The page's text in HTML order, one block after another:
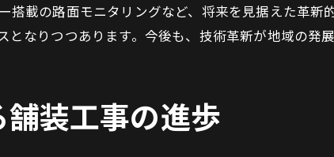
活かせる舗装工事の工夫とは
事の生産性向上策を徹底分析
事で実現するコスト削減の秘訣
載の路面モニタリングなど、将来を見据えた革新
なりつつあります。今後も、技術革新が地域の発
装工事の進歩